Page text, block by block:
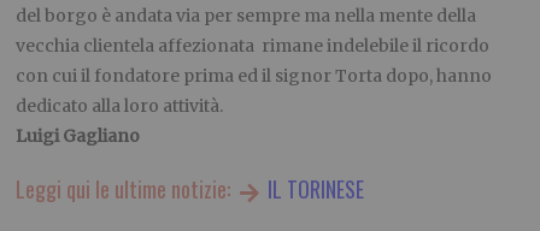
del borgo è andata via per sempre ma nella mente della
vecchia clientela affezionata rimane indelebile il ricordo
con cui il fondatore prima ed il signor Torta dopo, hanno
dedicato alla loro attività.
Luigi Gagliano
Leggi qui le ultime notizie: IL TORINESE